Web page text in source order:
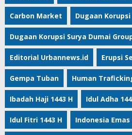
Carbon Market Dugaan
Dugaan Korupsi Surya Dumai
Editorial Urbannews.id Erupsi
Gempa Tuban Human
Ibadah Haji 1443 H Idul Adha
Idul Fitri 1443 H Indonesia Emas